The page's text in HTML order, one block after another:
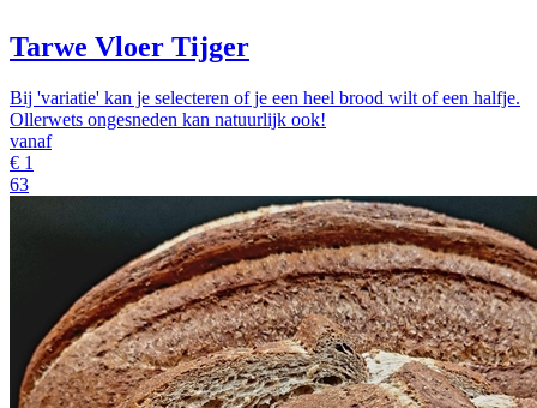
Tarwe Vloer Tijger
Bij 'variatie' kan je selecteren of je een heel brood wilt of een halfje.
Ollerwets ongesneden kan natuurlijk ook!
vanaf
€ 1
63